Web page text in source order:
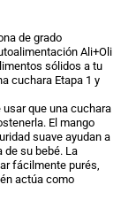
de grado
Ali+Oli
sólidos a tu
cuchara Etapa 1 y
que una cuchara
El mango
suave ayudan a
de su bebé. La
fácilmente purés,
actúa como